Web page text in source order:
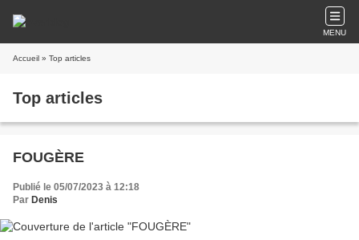
MENU
Accueil » Top articles
Top articles
FOUGÈRE
Publié le 05/07/2023 à 12:18
Par Denis